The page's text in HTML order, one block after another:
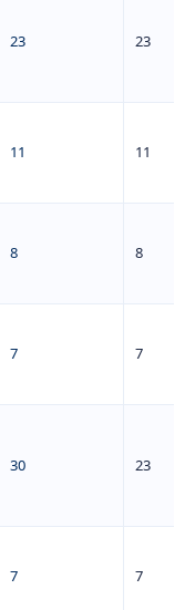
23 23
11 11
8 8
7 7
30 23
7 7